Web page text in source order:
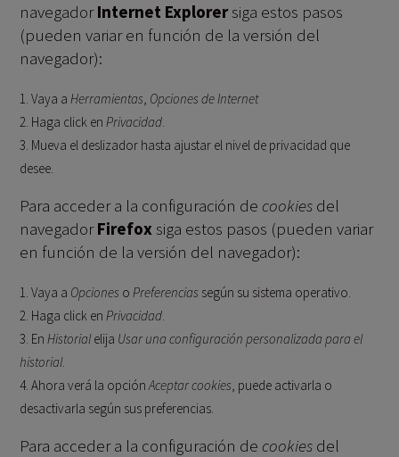
navegadorInternet Explorersiga estos pasos
(pueden variar en función de la versión del
navegador):
Vaya aHerramientas, Opciones de Internet
Haga click enPrivacidad.
Mueva el deslizador hasta ajustar el nivel de privacidad que
desee.
Para acceder a la configuración de cookies del
navegadorFirefox siga estos pasos (pueden variar
en función de la versión del navegador):
Vaya a Opciones oPreferencias según su sistema operativo.
Haga click enPrivacidad.
EnHistorialelija Usar una configuración personalizada para el
historial.
Ahora verá la opciónAceptar cookies, puede activarla o
desactivarla según sus preferencias.
Para acceder a la configuración de cookies del